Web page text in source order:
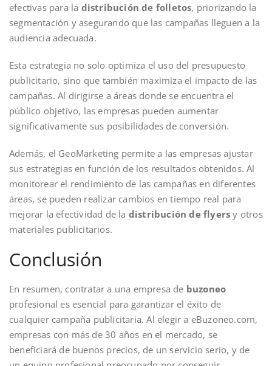
efectivas para la distribución de folletos, priorizando la
segmentación y asegurando que las campañas lleguen a la
audiencia adecuada.
Esta estrategia no solo optimiza el uso del presupuesto
publicitario, sino que también maximiza el impacto de las
campañas. Al dirigirse a áreas donde se encuentra el
público objetivo, las empresas pueden aumentar
significativamente sus posibilidades de conversión.
Además, el GeoMarketing permite a las empresas ajustar
sus estrategias en función de los resultados obtenidos. Al
monitorear el rendimiento de las campañas en diferentes
áreas, se pueden realizar cambios en tiempo real para
mejorar la efectividad de la distribución de flyers y otros
materiales publicitarios.
Conclusión
En resumen, contratar a una empresa de buzoneo
profesional es esencial para garantizar el éxito de
cualquier campaña publicitaria. Al elegir a eBuzoneo.com,
empresas con más de 30 años en el mercado, se
beneficiará de buenos precios, de un servicio serio, y de